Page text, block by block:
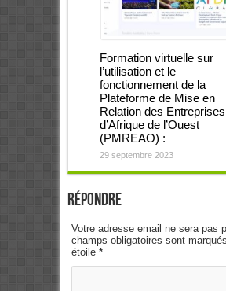
Formation virtuelle sur
l’utilisation et le
fonctionnement de la
Plateforme de Mise en
Relation des Entreprises
d’Afrique de l’Ouest
(PMREAO) :
29 septembre 2023
Répondre
Votre adresse email ne sera pas
champs obligatoires sont
étoile *